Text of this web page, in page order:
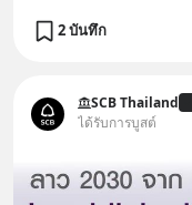
2 บันทึก
SCB Thailand
ได้รับการบูสต์